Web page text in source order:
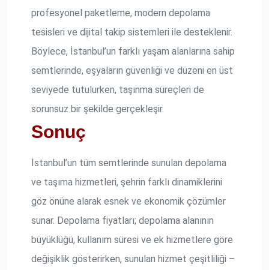
profesyonel paketleme, modern depolama
tesisleri ve dijital takip sistemleri ile desteklenir.
Böylece, İstanbul’un farklı yaşam alanlarına sahip
semtlerinde, eşyaların güvenliği ve düzeni en üst
seviyede tutulurken, taşınma süreçleri de
sorunsuz bir şekilde gerçekleşir.
Sonuç
İstanbul’un tüm semtlerinde sunulan depolama
ve taşıma hizmetleri, şehrin farklı dinamiklerini
göz önüne alarak esnek ve ekonomik çözümler
sunar. Depolama fiyatları; depolama alanının
büyüklüğü, kullanım süresi ve ek hizmetlere göre
değişiklik gösterirken, sunulan hizmet çeşitliliği –